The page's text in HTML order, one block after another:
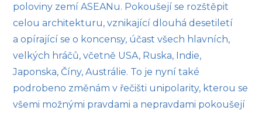
poloviny zemí ASEANu. Pokoušejí se rozštěpit
celou architekturu, vznikající dlouhá desetiletí
a opírající se o koncensy, účast všech hlavních,
velkých hráčů, včetně USA, Ruska, Indie,
Japonska, Číny, Austrálie. To je nyní také
podrobeno změnám v řečišti unipolarity, kterou se
všemi možnými pravdami a nepravdami pokoušejí